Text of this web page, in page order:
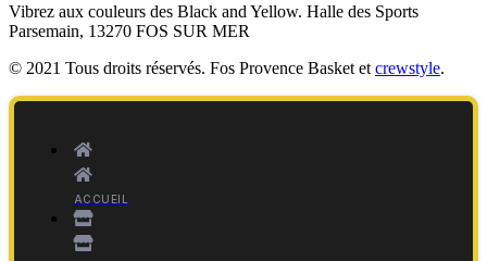
Vibrez aux couleurs des Black and Yellow. Halle des Sports
Parsemain, 13270 FOS SUR MER
© 2021 Tous droits réservés. Fos Provence Basket et crewstyle.
ACCUEIL